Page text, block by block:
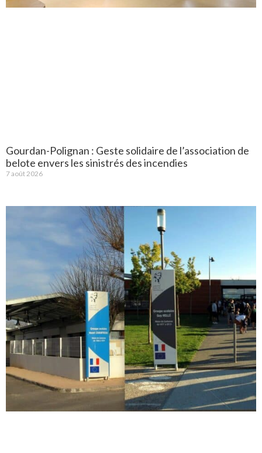
Gourdan-Polignan : Geste solidaire de l’association de
belote envers les sinistrés des incendies
7 août 2026